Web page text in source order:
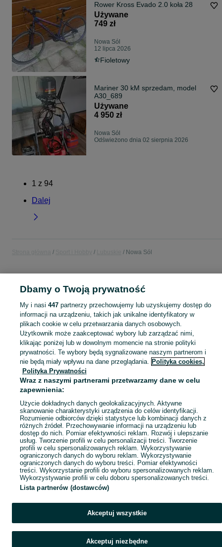
Rower Kross Evado 2.0 koła 28
Używane
749 zł
Nowa Sól
12 lipca 2026
Fioletowy
Mariner 30 kM sprzedam, model
A30_689
Używane
4 950 zł
Nowa Sól
Odświeżono dnia 02 sierpnia 2026
1 z 94
Dalej
Nowa Sól
KATEGORIA
Sprzedaż sprzętu sportowego i hobby Nowa Sól ▶️ Szeroki wybór produktów ✅ Nowe i używane w atrakcyjnych cenach ✌ Sprawdź ogłoszenia na OLX.pl! Zobacz
Mapa kategorii
Mapa miejscowości
Mapa ministron
Popularne wyszukiwania
Dbamy o Twoją prywatność
My i nasi 447partnerzy przechowujemy lub uzyskujemy dostęp do
informacji na urządzeniu, takich jak unikalne identyfikatory w
plikach cookie w celu przetwarzania danych osobowych.
Użytkownik może zaakceptować wybory lub zarządzać nimi,
klikając poniżej lub w dowolnym momencie na stronie polityki
prywatności. Te wybory będą sygnalizowane naszym partnerom i
nie będą miały wpływu na dane przeglądania. Polityka cookies,
Polityka Prywatności
Wraz z naszymi partnerami przetwarzamy dane w celu
zapewnienia:
Użycie dokładnych danych geolokalizacyjnych. Aktywne
skanowanie charakterystyki urządzenia do celów identyfikacji.
Rozumienie odbiorców dzięki statystyce lub kombinacji danych z
różnych źródeł. Przechowywanie informacji na urządzeniu lub
dostęp do nich. Pomiar efektywności reklam. Rozwój i ulepszanie
usług. Tworzenie profili w celu personalizacji treści. Tworzenie
profili w celu spersonalizowanych reklam. Wykorzystywanie
ograniczonych danych do wyboru reklam. Wykorzystywanie
ograniczonych danych do wyboru treści. Pomiar efektywności
treści. Wykorzystanie profili do wyboru spersonalizowanych reklam.
Wykorzystywanie profili w celu doboru spersonalizowanych treści.
Lista partnerów (dostawców)
Akceptuj wszystkie
Akceptuj niezbędne